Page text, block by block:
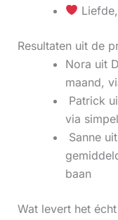
Resultaten uit de
Nora uit
maand,
Patrick
via
Sanne
baan
Wat levert het